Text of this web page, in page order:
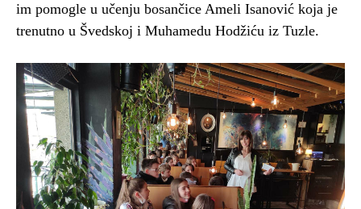
im pomogle u učenju bosančice Ameli Isanović koja je
trenutno u Švedskoj i Muhamedu Hodžiću iz Tuzle.